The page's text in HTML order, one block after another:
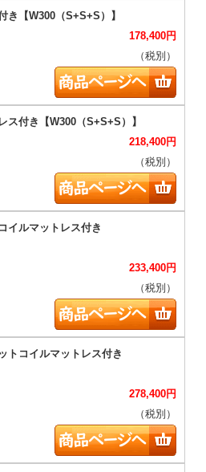
178,400円
（税別）
218,400円
（税別）
233,400円
（税別）
278,400円
（税別）